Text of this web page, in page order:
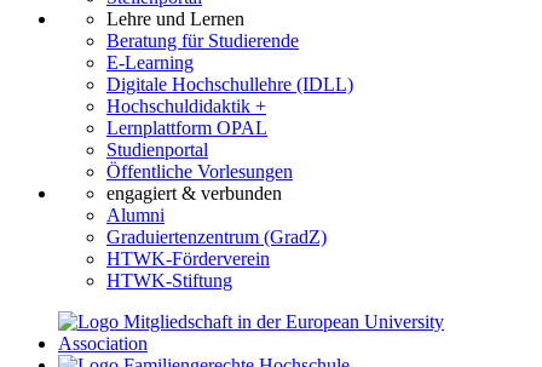
Lehre und Lernen
Beratung für Studierende
E-Learning
Digitale Hochschullehre (IDLL)
Hochschuldidaktik +
Lernplattform OPAL
Studienportal
Öffentliche Vorlesungen
engagiert & verbunden
Alumni
Graduiertenzentrum (GradZ)
HTWK-Förderverein
HTWK-Stiftung